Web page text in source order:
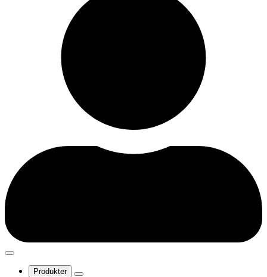
Produkter